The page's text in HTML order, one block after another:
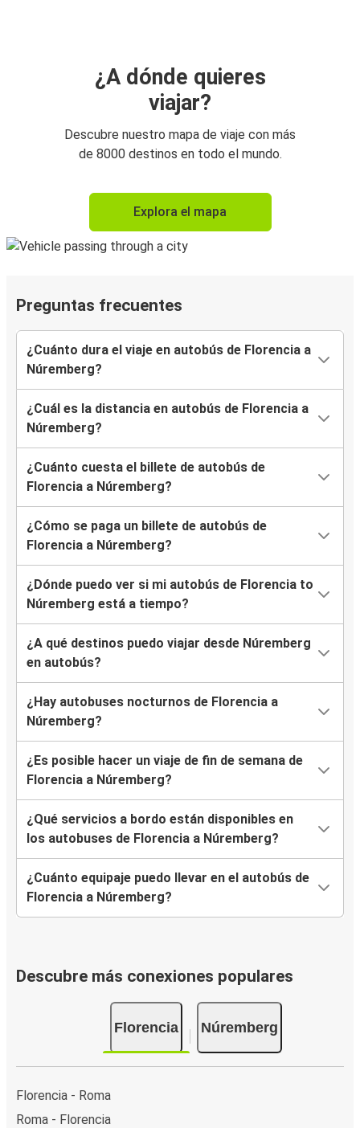
¿A dónde quieres
viajar?
Descubre nuestro mapa de viaje con más
de 8000 destinos en todo el mundo.
Explora el mapa
Preguntas frecuentes
¿Cuánto dura el viaje en autobús de Florencia a
Núremberg?
¿Cuál es la distancia en autobús de Florencia a
Núremberg?
¿Cuánto cuesta el billete de autobús de
Florencia a Núremberg?
¿Cómo se paga un billete de autobús de
Florencia a Núremberg?
¿Dónde puedo ver si mi autobús de Florencia to
Núremberg está a tiempo?
¿A qué destinos puedo viajar desde Núremberg
en autobús?
¿Hay autobuses nocturnos de Florencia a
Núremberg?
¿Es posible hacer un viaje de fin de semana de
Florencia a Núremberg?
¿Qué servicios a bordo están disponibles en
los autobuses de Florencia a Núremberg?
¿Cuánto equipaje puedo llevar en el autobús de
Florencia a Núremberg?
Descubre más conexiones populares
Florencia Núremberg
Florencia - Roma
Roma - Florencia